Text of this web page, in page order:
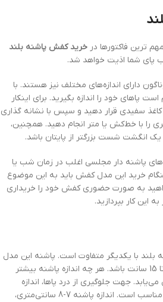
ترین فاکتورها در خرید کفش پاشنه بلند
پای شما اذیت خواهد شد.
دارای اندازه‌های مختلف نیز هستند. با
پاهای خود را اندازه بگیرید. برای اینکار
کاغذ سفیدی قرار دهید و سپس با نشانه گذاری
را با خط‌کش یا متر انجام دهید. همچنین،
انگشت شست بزرگتر از پایتان باشد.
پاشنه دار مجلسی اغلب در زمان شب یا
خرید این مدل کفش باید به این موضوع
به صورت حضوری کفش خود را خریداری
این کار بپردازید.
بلند با یکدیگر متفاوت است. پاشنه این مدل
کفش ها می تواند از 5 سانت تا 15 سانت باشد. هر چه اندازه پاشنه بیشتر
جهت جلوگیری از درد پاها، اندازه
ایده‌آل پاشنه زیر 5 سانتی‌متر مناسب است. اندازه پاشنه 7-8 سانتی‌متری،